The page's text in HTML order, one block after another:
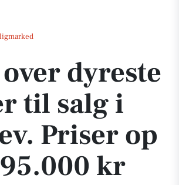
boliger til salg i Marslev. Priser op til 4.995.000 kr
dyreste
til salg i
Priser op
kr